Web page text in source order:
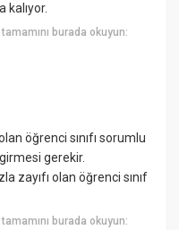
kalıyor.
tamamını burada okuyun:
öğrenci sınıfı sorumlu
gerekir.
zayıfı olan öğrenci sınıf
tamamını burada okuyun: